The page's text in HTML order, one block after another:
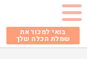
בואי למכור את
שמלת הכלה שלך